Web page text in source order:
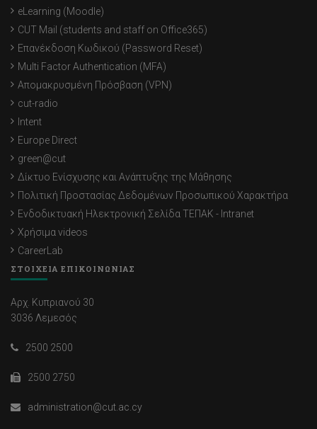
eLearning (Moodle)
CUT Mail (students and staff on Office365)
Επανέκδοση Κωδικού (Password Reset)
Multi Factor Authentication (MFA)
Απομακρυσμένη Πρόσβαση (VPN)
cut-radio
Intent
Europe Direct
green@cut
Δίκτυο Ενίσχυσης και Ανάπτυξης της Μάθησης
Πολιτική Προστασίας Δεδομένων Προσωπικού Χαρακτήρα
Ενδοδικτυακή Ηλεκτρονική Σελίδα ΤΕΠΑΚ - Intranet
Χρήσιμα videos
CareerLab
ΣΤΟΙΧΕΙΑ ΕΠΙΚΟΙΝΩΝΙΑΣ
Αρχ. Κυπριανού 30
3036 Λεμεσός
2500 2500
2500 2750
administration@cut.ac.cy